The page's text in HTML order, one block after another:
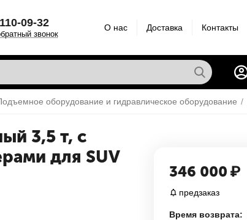
09-32
звонок
О нас Доставка Контакты
оборудование и гидравлическое оборудование /
3,5 т, с
для SUV
346 000 ₽
предзаказ
Время возврата: